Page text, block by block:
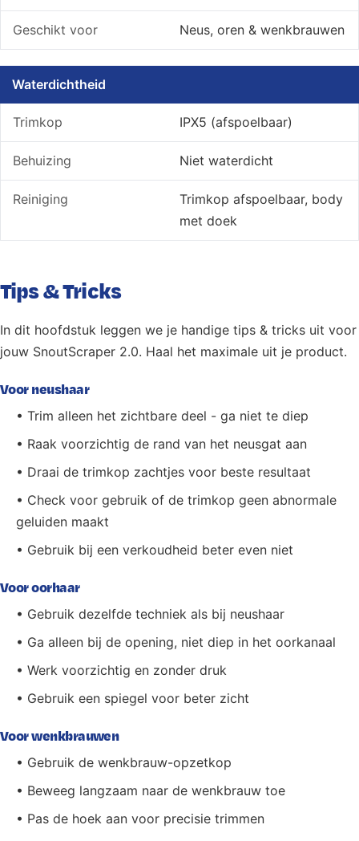
Geschikt voor Neus, oren & wenkbrauwen
Waterdichtheid
Trimkop IPX5 (afspoelbaar)
Behuizing Niet waterdicht
Reiniging
Trimkop afspoelbaar, body
met doek
Tips & Tricks
In dit hoofdstuk leggen we je handige tips & tricks uit voor
jouw SnoutScraper 2.0. Haal het maximale uit je product.
Voor neushaar
• Trim alleen het zichtbare deel - ga niet te diep
• Raak voorzichtig de rand van het neusgat aan
• Draai de trimkop zachtjes voor beste resultaat
• Check voor gebruik of de trimkop geen abnormale
geluiden maakt
• Gebruik bij een verkoudheid beter even niet
Voor oorhaar
• Gebruik dezelfde techniek als bij neushaar
• Ga alleen bij de opening, niet diep in het oorkanaal
• Werk voorzichtig en zonder druk
• Gebruik een spiegel voor beter zicht
Voor wenkbrauwen
• Gebruik de wenkbrauw-opzetkop
• Beweeg langzaam naar de wenkbrauw toe
• Pas de hoek aan voor precisie trimmen